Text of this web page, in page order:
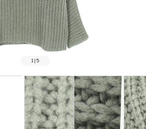
SOLD OUT
1 | 5